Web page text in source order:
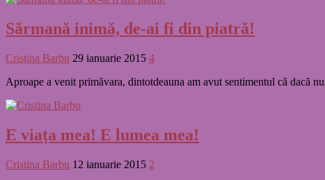
Sărmană inimă, de-ai fi din piatră!
Cristina Barbu 29 ianuarie 2015 4
Aproape a venit primăvara, dintotdeauna am avut sentimentul că dacă
E viața mea! E lumea mea!
Cristina Barbu 12 ianuarie 2015 2